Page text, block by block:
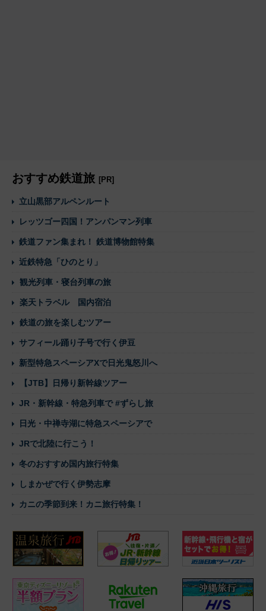
おすすめ鉄道旅 [PR]
立山黒部アルペンルート
レッツゴー四国！アンパンマン列車
鉄道ファン集まれ！ 鉄道博物館特集
近鉄特急「ひのとり」
観光列車・寝台列車の旅
楽天トラベル 国内宿泊
鉄道の旅を楽しむツアー
サフィール踊り子号で行く伊豆
新型特急スペーシアXで日光鬼怒川へ
【JTB】日帰り新幹線ツアー
JR・新幹線・特急列車で #ずらし旅
日光・中禅寺湖に特急スペーシアで
JRで北陸に行こう！
冬のおすすめ国内旅行特集
しまかぜで行く伊勢志摩
カニの季節到来！カニ旅行特集！